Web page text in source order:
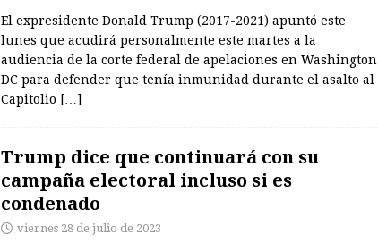
El expresidente Donald Trump (2017-2021) apuntó este
lunes que acudirá personalmente este martes a la
audiencia de la corte federal de apelaciones en Washington
DC para defender que tenía inmunidad durante el asalto al
Capitolio […]
Trump dice que continuará con su
campaña electoral incluso si es
condenado
viernes 28 de julio de 2023